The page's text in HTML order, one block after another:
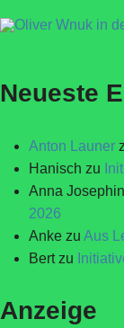
Neueste
Anton Launer
Hanisch zu
Anna
2026
Anke zu Aus
Bertzu
Anzeige